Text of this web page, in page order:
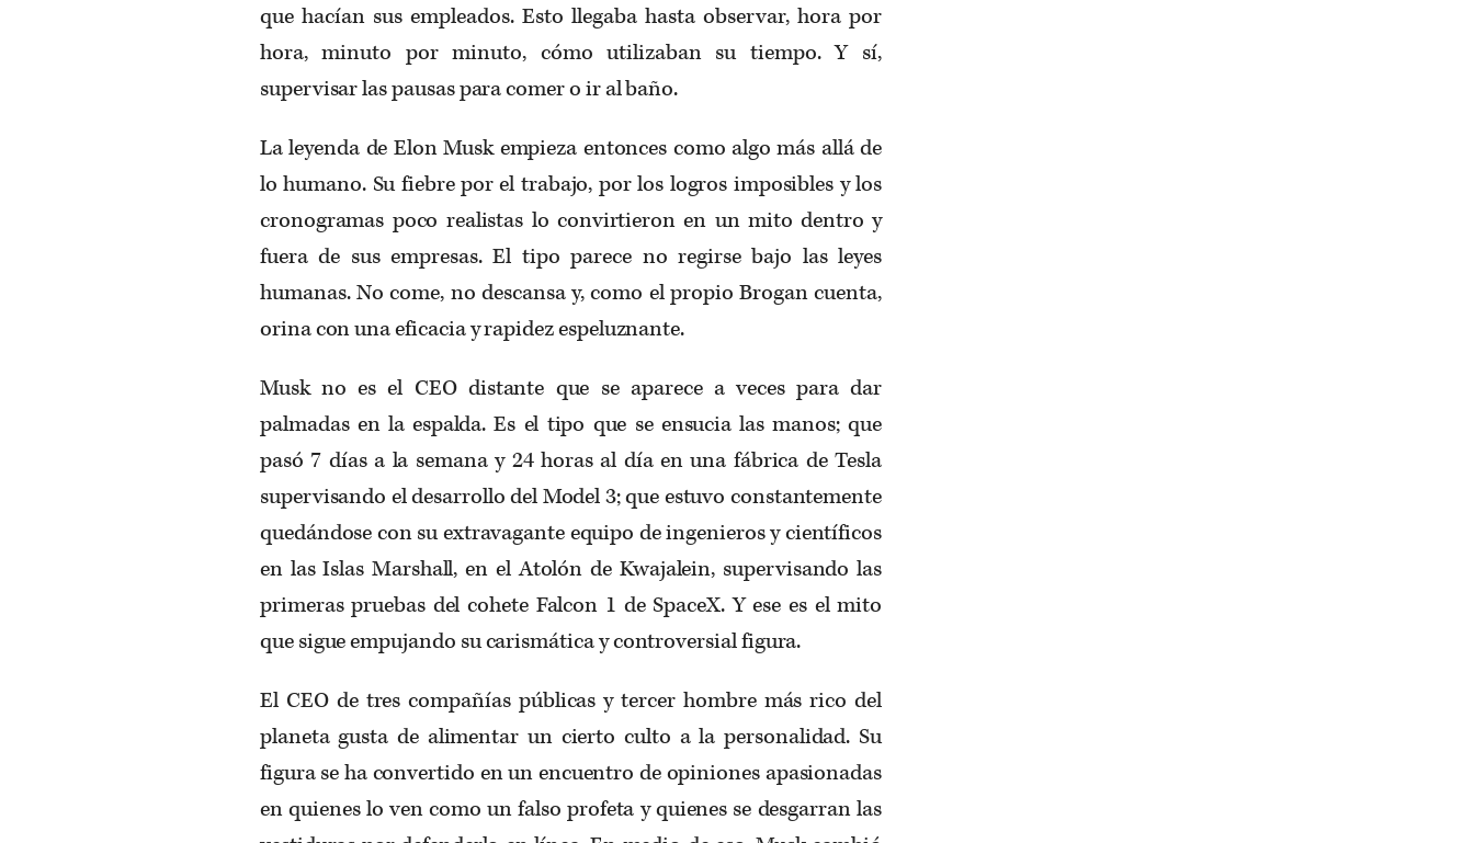
que hacían sus empleados. Esto llegaba hasta observar, hora por
hora, minuto por minuto, cómo utilizaban su tiempo. Y sí,
supervisar las pausas para comer o ir al baño.
La leyenda de Elon Musk empieza entonces como algo más allá de
lo humano. Su fiebre por el trabajo, por los logros imposibles y los
cronogramas poco realistas lo convirtieron en un mito dentro y
fuera de sus empresas. El tipo parece no regirse bajo las leyes
humanas. No come, no descansa y, como el propio Brogan cuenta,
orina con una eficacia y rapidez espeluznante.
Musk no es el CEO distante que se aparece a veces para dar
palmadas en la espalda. Es el tipo que se ensucia las manos; que
pasó 7 días a la semana y 24 horas al día en una fábrica de Tesla
supervisando el desarrollo del Model 3; que estuvo constantemente
quedándose con su extravagante equipo de ingenieros y científicos
en las Islas Marshall, en el Atolón de Kwajalein, supervisando las
primeras pruebas del cohete Falcon 1 de SpaceX. Y ese es el mito
que sigue empujando su carismática y controversial figura.
El CEO de tres compañías públicas y tercer hombre más rico del
planeta gusta de alimentar un cierto culto a la personalidad. Su
figura se ha convertido en un encuentro de opiniones apasionadas
en quienes lo ven como un falso profeta y quienes se desgarran las